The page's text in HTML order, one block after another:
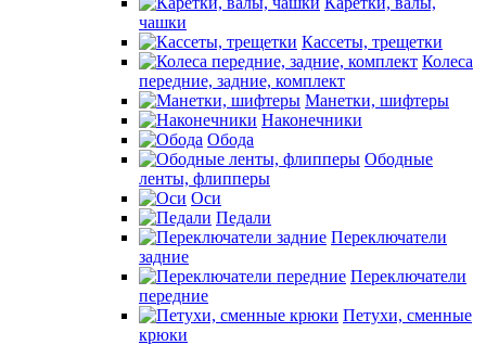
чашки
Кассеты, трещетки
Колеса
передние, задние, комплект
Манетки, шифтеры
Наконечники
Обода
Ободные
ленты, флипперы
Оси
Педали
Переключатели
задние
Переключатели
передние
Петухи, сменные
крюки